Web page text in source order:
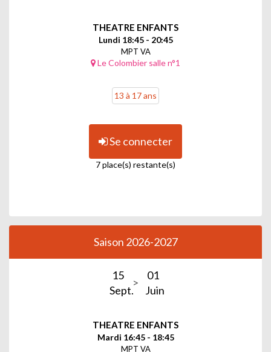
THEATRE ENFANTS
Lundi 18:45 - 20:45
MPT VA
Le Colombier salle n°1
13 à 17 ans
Se connecter
7 place(s) restante(s)
Saison 2026-2027
15
Sept.
01
Juin
THEATRE ENFANTS
Mardi 16:45 - 18:45
MPT VA